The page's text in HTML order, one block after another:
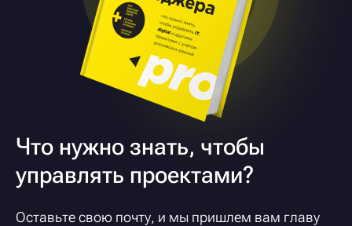
Что нужно знать, чтобы
управлять проектами?
Оставьте свою почту, и мы пришлем вам главу